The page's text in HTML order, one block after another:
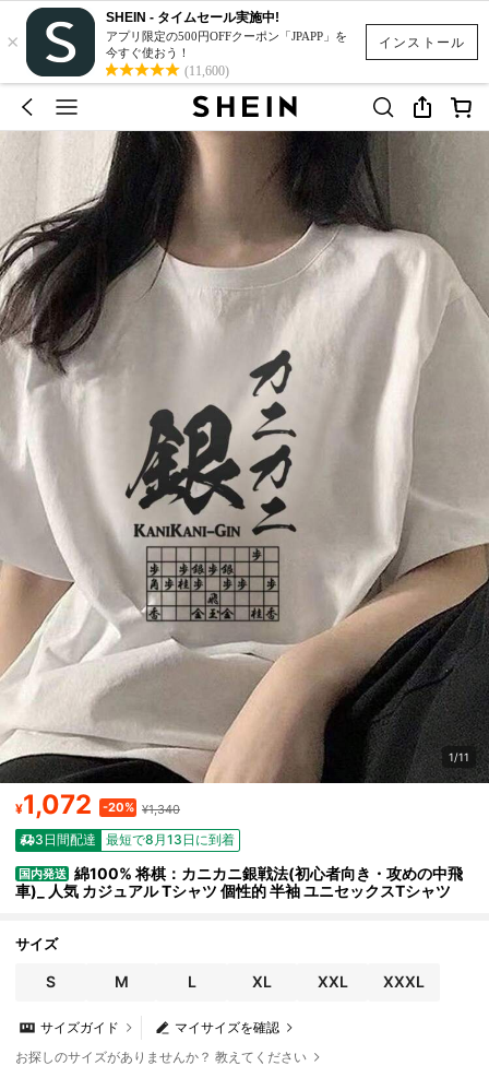
インストール
×
SHEIN - タイムセール実施中!
アプリ限定の500円OFFクーポン「JPAPP」を
今すぐ使おう！
(11,600)
1/11
¥1,072 -20% ¥1,340
3日間配達 最短で8月13日に到着
国内発送 綿100% 将棋：カニカニ銀戦法(初心者向き・攻めの中飛
車)_ 人気 カジュアル Tシャツ 個性的 半袖 ユニセックスTシャツ
サイズ
S M L XL XXL XXXL
マイサイズを確認
サイズガイド
お探しのサイズがありませんか？ 教えてください